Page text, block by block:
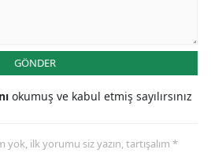
GÖNDER
okumuş ve kabul etmiş sayılırsınız
ilk yorumu siz yazın, tartışalım *